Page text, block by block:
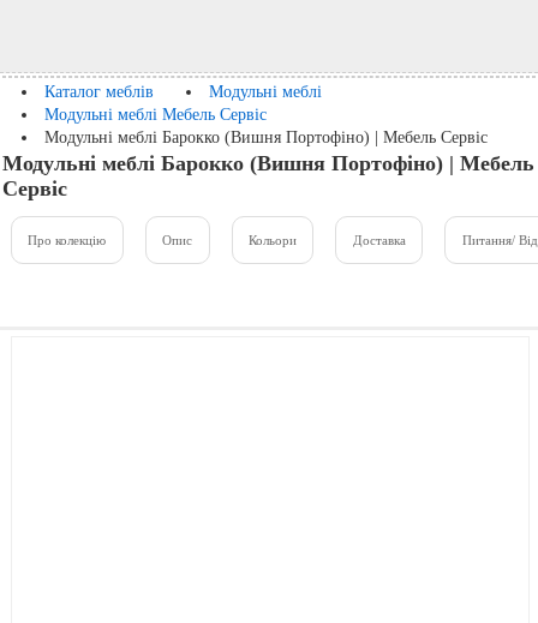
Каталог меблів
Модульні меблі
Модульні меблі Мебель Сервіс
Модульні меблі Барокко (Вишня Портофіно) | Мебель Сервіс
Модульні меблі Барокко (Вишня Портофіно) | Мебель
Сервіс
Про колекцію Опис Кольори Доставка Питання/